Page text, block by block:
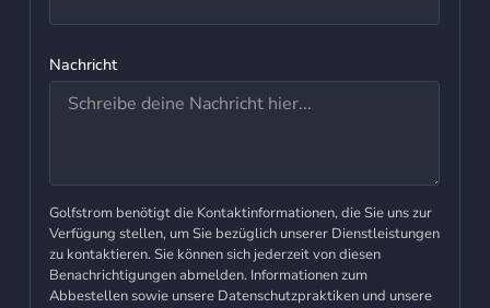
Nachricht
Golfstrom benötigt die Kontaktinformationen, die Sie uns zur
Verfügung stellen, um Sie bezüglich unserer Dienstleistungen
zu kontaktieren. Sie können sich jederzeit von diesen
Benachrichtigungen abmelden. Informationen zum
Abbestellen sowie unsere Datenschutzpraktiken und unsere